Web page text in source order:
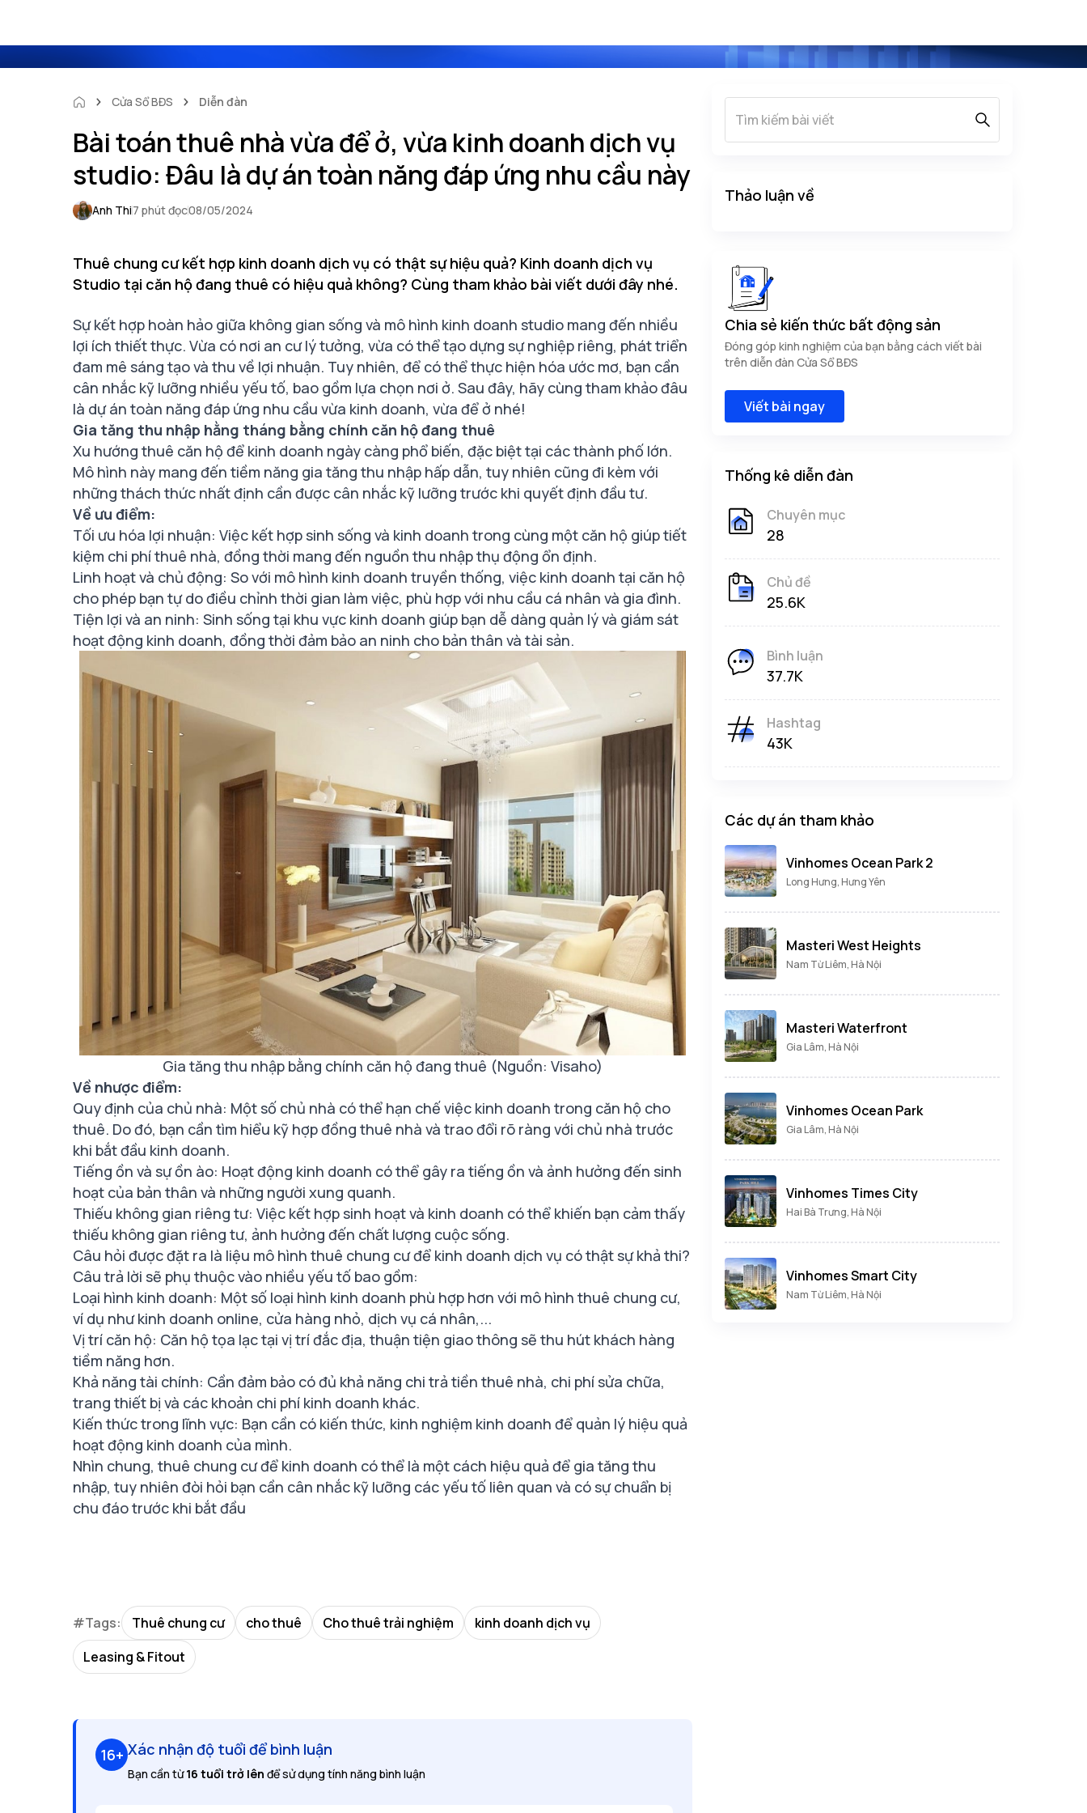
Cửa Sổ BĐS Diễn đàn
Bài toán thuê nhà vừa để ở, vừa kinh doanh dịch vụ
studio: Đâu là dự án toàn năng đáp ứng nhu cầu này
Anh Thi7 phút đọc08/05/2024
Thuê chung cư kết hợp kinh doanh dịch vụ có thật sự hiệu quả? Kinh doanh dịch vụ
Studio tại căn hộ đang thuê có hiệu quả không? Cùng tham khảo bài viết dưới đây nhé.
Sự kết hợp hoàn hảo giữa không gian sống và mô hình kinh doanh studio mang đến nhiều
lợi ích thiết thực. Vừa có nơi an cư lý tưởng, vừa có thể tạo dựng sự nghiệp riêng, phát triển
đam mê sáng tạo và thu về lợi nhuận. Tuy nhiên, để có thể thực hiện hóa ước mơ, bạn cần
cân nhắc kỹ lưỡng nhiều yếu tố, bao gồm lựa chọn nơi ở. Sau đây, hãy cùng tham khảo đâu
là dự án toàn năng đáp ứng nhu cầu vừa kinh doanh, vừa để ở nhé!
Gia tăng thu nhập hằng tháng bằng chính căn hộ đang thuê
Xu hướng thuê căn hộ để kinh doanh ngày càng phổ biến, đặc biệt tại các thành phố lớn.
Mô hình này mang đến tiềm năng gia tăng thu nhập hấp dẫn, tuy nhiên cũng đi kèm với
những thách thức nhất định cần được cân nhắc kỹ lưỡng trước khi quyết định đầu tư.
Về ưu điểm:
Tối ưu hóa lợi nhuận: Việc kết hợp sinh sống và kinh doanh trong cùng một căn hộ giúp tiết
kiệm chi phí thuê nhà, đồng thời mang đến nguồn thu nhập thụ động ổn định.
Linh hoạt và chủ động: So với mô hình kinh doanh truyền thống, việc kinh doanh tại căn hộ
cho phép bạn tự do điều chỉnh thời gian làm việc, phù hợp với nhu cầu cá nhân và gia đình.
Tiện lợi và an ninh: Sinh sống tại khu vực kinh doanh giúp bạn dễ dàng quản lý và giám sát
hoạt động kinh doanh, đồng thời đảm bảo an ninh cho bản thân và tài sản.
Gia tăng thu nhập bằng chính căn hộ đang thuê (Nguồn: Visaho)
Về nhược điểm:
Quy định của chủ nhà: Một số chủ nhà có thể hạn chế việc kinh doanh trong căn hộ cho
thuê. Do đó, bạn cần tìm hiểu kỹ hợp đồng thuê nhà và trao đổi rõ ràng với chủ nhà trước
khi bắt đầu kinh doanh.
Tiếng ồn và sự ồn ào: Hoạt động kinh doanh có thể gây ra tiếng ồn và ảnh hưởng đến sinh
hoạt của bản thân và những người xung quanh.
Thiếu không gian riêng tư: Việc kết hợp sinh hoạt và kinh doanh có thể khiến bạn cảm thấy
thiếu không gian riêng tư, ảnh hưởng đến chất lượng cuộc sống.
Câu hỏi được đặt ra là liệu mô hình thuê chung cư để kinh doanh dịch vụ có thật sự khả thi?
Câu trả lời sẽ phụ thuộc vào nhiều yếu tố bao gồm:
Loại hình kinh doanh: Một số loại hình kinh doanh phù hợp hơn với mô hình thuê chung cư,
ví dụ như kinh doanh online, cửa hàng nhỏ, dịch vụ cá nhân,...
Vị trí căn hộ: Căn hộ tọa lạc tại vị trí đắc địa, thuận tiện giao thông sẽ thu hút khách hàng
tiềm năng hơn.
Khả năng tài chính: Cần đảm bảo có đủ khả năng chi trả tiền thuê nhà, chi phí sửa chữa,
trang thiết bị và các khoản chi phí kinh doanh khác.
Kiến thức trong lĩnh vực: Bạn cần có kiến thức, kinh nghiệm kinh doanh để quản lý hiệu quả
hoạt động kinh doanh của mình.
Nhìn chung, thuê chung cưđể kinh doanh có thể là một cách hiệu quả để gia tăng thu
nhập, tuy nhiên đòi hỏi bạn cần cân nhắc kỹ lưỡng các yếu tố liên quan và có sự chuẩn bị
chu đáo trước khi bắt đầu
#Tags: Thuê chung cư cho thuê Cho thuê trải nghiệm
kinh doanh dịch vụ
Leasing & Fitout
16+ Xác nhận độ tuổi để bình luận
Bạn cần từ16 tuổi trở lên để sử dụng tính năng bình luận
Thảo luận về
Chia sẻ kiến thức bất động sản
Đóng góp kinh nghiệm của bạn bằng cách viết bài
trên diễn đàn Cửa Sổ BĐS
Viết bài ngay
Thống kê diễn đàn
Chuyên mục
28
Chủ đề
25.6K
Bình luận
37.7K
Hashtag
43K
Các dự án tham khảo
Vinhomes Ocean Park 2
Long Hưng, Hưng Yên
Masteri West Heights
Nam Từ Liêm, Hà Nội
Masteri Waterfront
Gia Lâm, Hà Nội
Vinhomes Ocean Park
Gia Lâm, Hà Nội
Vinhomes Times City
Hai Bà Trưng, Hà Nội
Vinhomes Smart City
Nam Từ Liêm, Hà Nội